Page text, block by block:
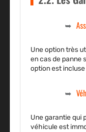
Une option très
en cas de panne
option est
Une garantie qui
véhicule est